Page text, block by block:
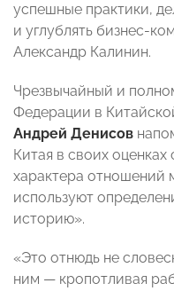
успешные практики,
и углублять бизнес-
Александр Калинин.
Чрезвычайный и
Федерации в
Андрей Денисов
Китая в своих
характера отношений
используют
историю».
«Это отнюдь не
ним — кропотливая